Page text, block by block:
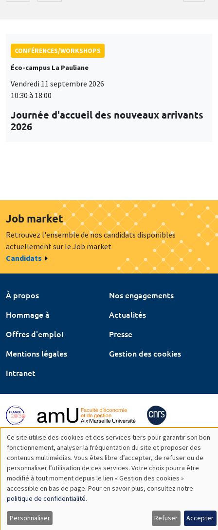
CONFÉRENCES/WORKSHOPS
Éco-campus La Pauliane
Vendredi 11 septembre 2026
10:30 à 18:00
Journée d'accueil des nouveaux arrivants
2026
Job market
Retrouvez l'ensemble de nos candidats disponibles
actuellement sur le Job market
Candidats
À propos
Nos engagements
Hommage à
Actualités
Offres d'emploi
Presse
Mentions légales
Gestion des cookies
Intranet
Utilisation
des
données
personnelles
et
Ce site utilise des cookies et des services tiers pour garantir son bon
fonctionnement, analyser la fréquentation du site et proposer des
contenus multimédias. Vous êtes libre d’accepter, de refuser ou de
personnaliser l’utilisation de ces services. Votre choix pourra être
modifié à tout moment depuis le lien « Gestion des cookies »
accessible en bas de page. Pour en savoir plus, consultez notre
politique de confidentialité.
Personnaliser Refuser Accepter